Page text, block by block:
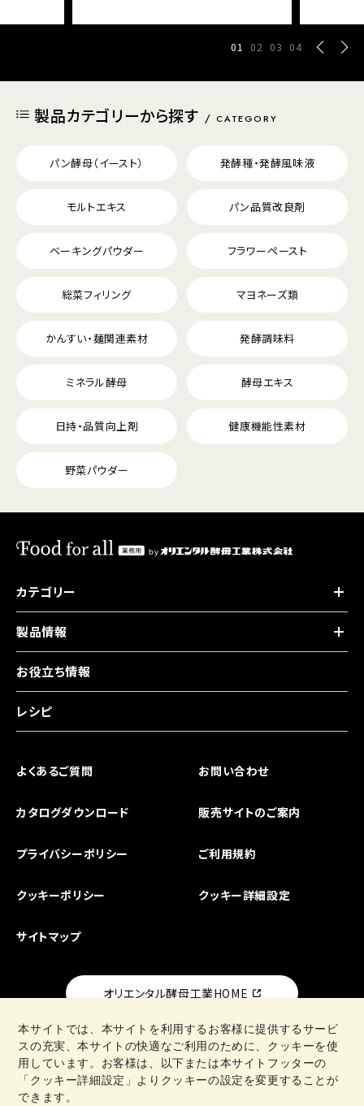
01 02 03 04
製品カテゴリーから探す CATEGORY
パン酵母（イースト） 発酵種・発酵風味液
モルトエキス パン品質改良剤
ベーキングパウダー フラワーペースト
総菜フィリング マヨネーズ類
かんすい・麺関連素材 発酵調味料
ミネラル酵母 酵母エキス
日持・品質向上剤 健康機能性素材
野菜パウダー
カテゴリー
製品情報
お役立ち情報
レシピ
よくあるご質問 お問い合わせ
カタログダウンロード 販売サイトのご案内
プライバシーポリシー ご利用規約
クッキーポリシー クッキー詳細設定
サイトマップ
オリエンタル酵母工業HOME
日清製粉グループ
本サイトでは、本サイトを利用するお客様に提供するサービ
スの充実、本サイトの快適なご利用のために、クッキーを使
用しています。お客様は、以下または本サイトフッターの
「クッキー詳細設定」よりクッキーの設定を変更することが
できます。